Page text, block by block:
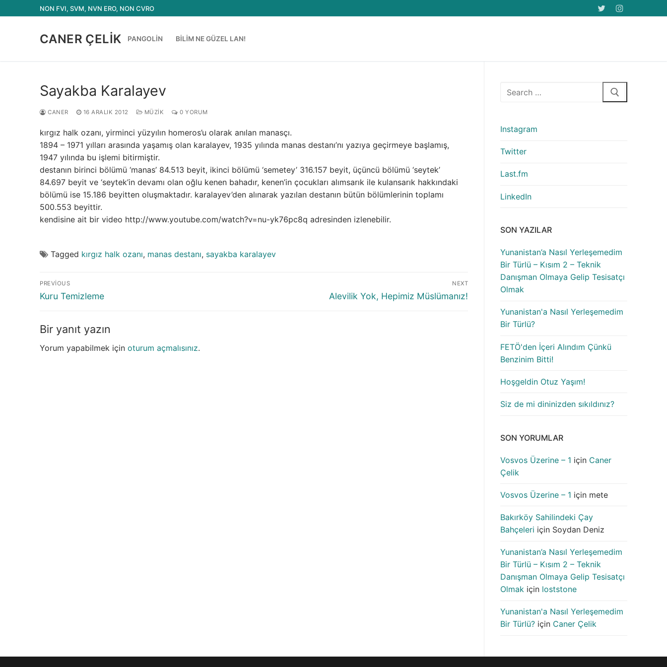
atla
NON FVI, SVM, NVN ERO, NON CVRO
CANER ÇELIK PANGOLIN BILIM NE GÜZEL LAN!
Sayakba Karalayev
CANER 16 ARALIK 2012 MÜZIK 0 YORUM
kırgız halk ozanı, yirminci yüzyılın homeros’u olarak anılan manasçı.
1894 – 1971 yılları arasında yaşamış olan karalayev, 1935 yılında manas destanı’nı yazıya geçirmeye başlamış,
1947 yılında bu işlemi bitirmiştir.
destanın birinci bölümü ‘manas’ 84.513 beyit, ikinci bölümü ‘semetey’ 316.157 beyit, üçüncü bölümü ‘seytek’
84.697 beyit ve ‘seytek’in devamı olan oğlu kenen bahadır, kenen’in çocukları alımsarık ile kulansarık hakkındaki
bölümü ise 15.186 beyitten oluşmaktadır. karalayev’den alınarak yazılan destanın bütün bölümlerinin toplamı
500.553 beyittir.
kendisine ait bir video http://www.youtube.com/watch?v=nu-yk76pc8q adresinden izlenebilir.
Tagged kırgız halk ozanı, manas destanı, sayakba karalayev
Yazı
gezinmesi
PREVIOUS
Previous
Kuru Temizleme
NEXT
Next
Alevilik Yok, Hepimiz Müslümanız!
Bir yanıt yazın
Yorum yapabilmek için oturum açmalısınız.
Arama:
Instagram
Twitter
Last.fm
LinkedIn
SON YAZILAR
Yunanistan’a Nasıl Yerleşemedim
Bir Türlü – Kısım 2 – Teknik
Danışman Olmaya Gelip Tesisatçı
Olmak
Yunanistan'a Nasıl Yerleşemedim
Bir Türlü?
FETÖ'den İçeri Alındım Çünkü
Benzinim Bitti!
Hoşgeldin Otuz Yaşım!
Siz de mi dininizden sıkıldınız?
SON YORUMLAR
Vosvos Üzerine – 1 için Caner
Çelik
Vosvos Üzerine – 1 için mete
Bakırköy Sahilindeki Çay
Bahçeleri için Soydan Deniz
Yunanistan’a Nasıl Yerleşemedim
Bir Türlü – Kısım 2 – Teknik
Danışman Olmaya Gelip Tesisatçı
Olmak için loststone
Yunanistan'a Nasıl Yerleşemedim
Bir Türlü? için Caner Çelik